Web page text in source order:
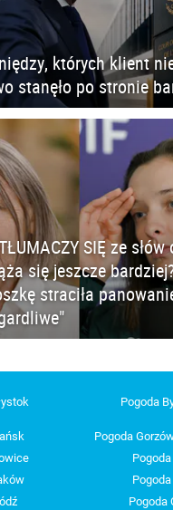
których klient
stanęło po stronie
SIĘ ze
się jeszcze
straciła
Pogoda
Pogoda
Pogoda